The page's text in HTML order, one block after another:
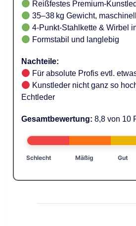
Reißfestes Premium-
35–38 kg Gewicht,
4-Punkt-Stahlkette & Wirbel
Formstabil und langlebig
Nachteile:
Für absolute Profis evtl.
Kunstleder nicht ganz so
Echtleder
Gesamtbewertung: 8,8 von 10
Schlecht Mäßig Gut